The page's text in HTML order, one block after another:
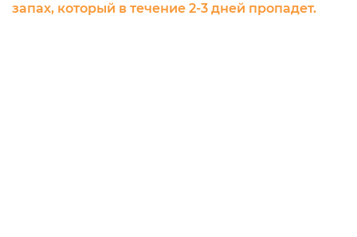
запах, который в течение 2-3 дней пропадет.